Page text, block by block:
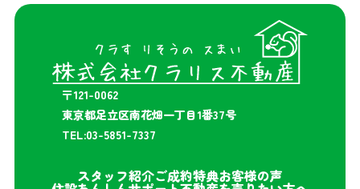
〒121-0062
東京都足立区南花畑一丁目1番37号
TEL:03-5851-7337
スタッフ紹介ご成約特典お客様の声